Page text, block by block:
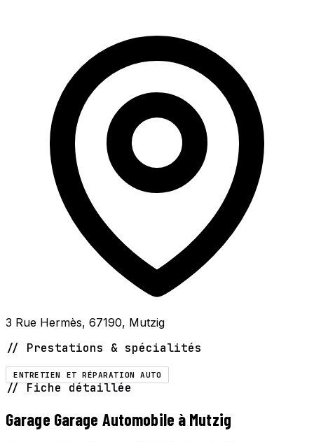
3 Rue Hermès, 67190, Mutzig
// Prestations & spécialités
ENTRETIEN ET RÉPARATION AUTO
// Fiche détaillée
Garage Garage Automobile à Mutzig